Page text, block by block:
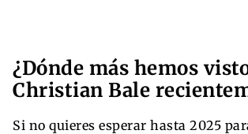
¿Dónde más hemos
Christian Bale
Si no quieres esperar hasta 2025